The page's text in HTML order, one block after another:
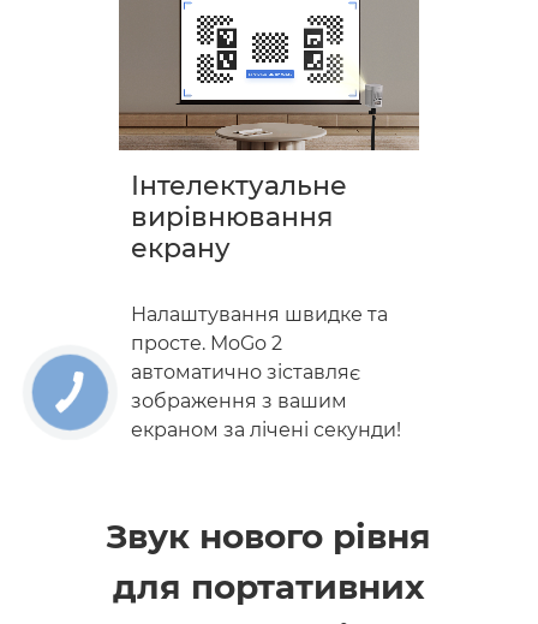
Інтелектуальне
вирівнювання
екрану
Налаштування швидке та
просте. MoGo 2
автоматично зіставляє
зображення з вашим
екраном за лічені секунди!
Звук нового рівня
для портативних
КНОПКА
ЗВ'ЯЗКУ